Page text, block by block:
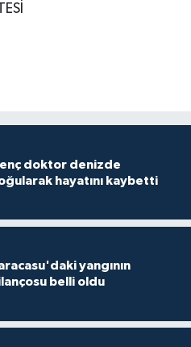
doktor denizde
hayatını kaybetti
yangının
belli oldu